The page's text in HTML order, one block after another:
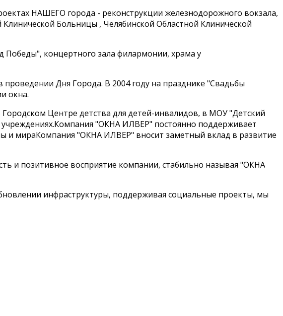
НАШЕГО города - реконструкции железнодорожного вокзала,
Больницы , Челябинской Областной Клинической
Победы", концертного зала филармонии, храма у
Дня Города. В 2004 году на празднике "Свадьбы
окна.
Центре детства для детей-инвалидов, в МОУ "Детский
"ОКНА ИЛВЕР" постоянно поддерживает
и мираКомпания "ОКНА ИЛВЕР" вносит заметный вклад в развитие
и позитивное восприятие компании, стабильно называя "ОКНА
инфраструктуры, поддерживая социальные проекты, мы